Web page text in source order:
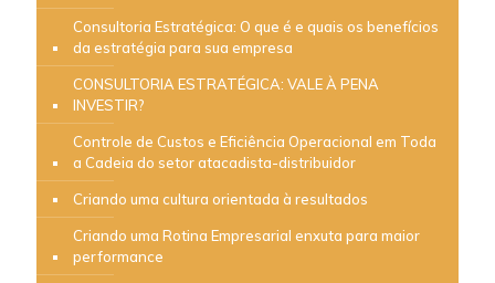
Consultoria Estratégica: O que é e quais os benefícios
da estratégia para sua empresa
CONSULTORIA ESTRATÉGICA: VALE À PENA
INVESTIR?
Controle de Custos e Eficiência Operacional em Toda
a Cadeia do setor atacadista-distribuidor
Criando uma cultura orientada à resultados
Criando uma Rotina Empresarial enxuta para maior
performance